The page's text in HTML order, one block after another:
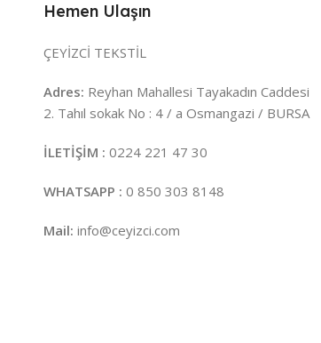
Hemen Ulaşın
ÇEYİZCİ TEKSTİL
Adres: Reyhan Mahallesi Tayakadın Caddesi
2. Tahıl sokak No : 4 / a Osmangazi / BURSA
İLETİŞİM : 0224 221 47 30
WHATSAPP : 0 850 303 8148
Mail: info@ceyizci.com